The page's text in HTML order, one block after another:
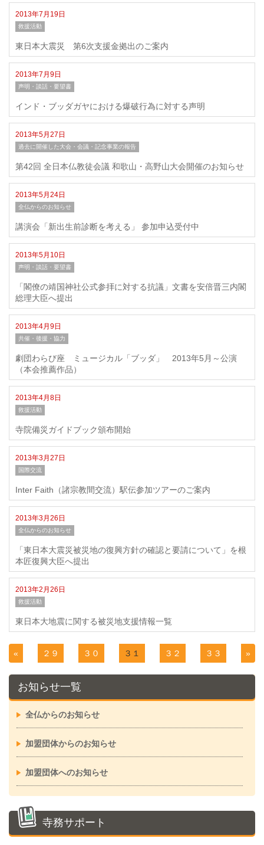
2013年7月19日
救援活動
東日本大震災 第6次支援金拠出のご案内
2013年7月9日
声明・談話・要望書
インド・ブッダガヤにおける爆破行為に対する声明
2013年5月27日
過去に開催した大会・会議・記念事業の報告
第42回 全日本仏教徒会議 和歌山・高野山大会開催のお知らせ
2013年5月24日
全仏からのお知らせ
講演会「新出生前診断を考える」 参加申込受付中
2013年5月10日
声明・談話・要望書
「閣僚の靖国神社公式参拝に対する抗議」文書を安倍晋三内閣
総理大臣へ提出
2013年4月9日
共催・後援・協力
劇団わらび座 ミュージカル「ブッダ」 2013年5月～公演
（本会推薦作品）
2013年4月8日
救援活動
寺院備災ガイドブック頒布開始
2013年3月27日
国際交流
Inter Faith（諸宗教間交流）駅伝参加ツアーのご案内
2013年3月26日
全仏からのお知らせ
「東日本大震災被災地の復興方針の確認と要請について」を根
本匠復興大臣へ提出
2013年2月26日
救援活動
東日本大地震に関する被災地支援情報一覧
« ２９ ３０ ３１ ３２ ３３ »
お知らせ一覧
全仏からのお知らせ
加盟団体からのお知らせ
加盟団体へのお知らせ
寺務サポート